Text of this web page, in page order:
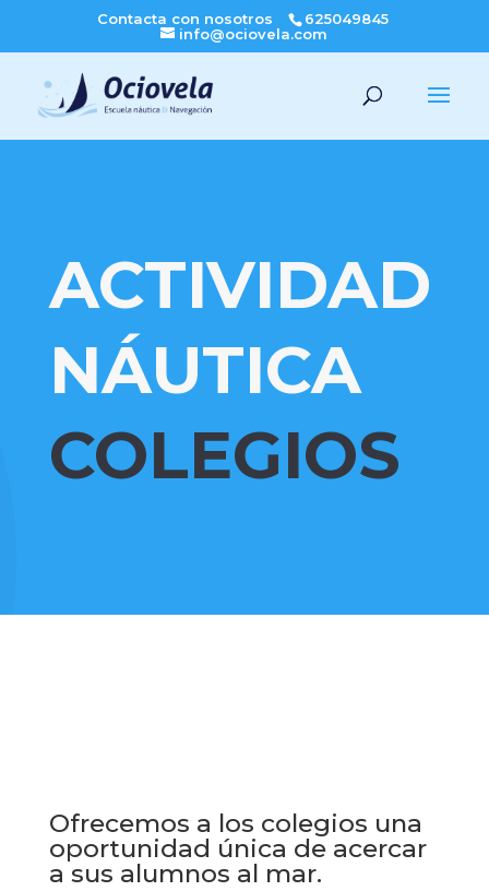
Contacta con nosotros
625049845
info@ociovela.com
ACTIVIDAD
NÁUTICA
COLEGIOS
Ofrecemos a los colegios una
oportunidad única de acercar
a sus alumnos al mar.